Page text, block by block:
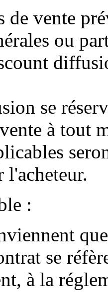
de vente
ou
se
à tout
l'acheteur.
:
se
à la